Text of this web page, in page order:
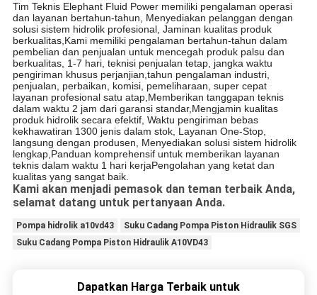
Tim Teknis Elephant Fluid Power memiliki pengalaman operasi
dan layanan bertahun-tahun, Menyediakan pelanggan dengan
solusi sistem hidrolik profesional, Jaminan kualitas produk
berkualitas,Kami memiliki pengalaman bertahun-tahun dalam
pembelian dan penjualan untuk mencegah produk palsu dan
berkualitas, 1-7 hari, teknisi penjualan tetap, jangka waktu
pengiriman khusus perjanjian,tahun pengalaman industri,
penjualan, perbaikan, komisi, pemeliharaan, super cepat
layanan profesional satu atap,Memberikan tanggapan teknis
dalam waktu 2 jam dari garansi standar,Mengjamin kualitas
produk hidrolik secara efektif, Waktu pengiriman bebas
kekhawatiran 1300 jenis dalam stok, Layanan One-Stop,
langsung dengan produsen, Menyediakan solusi sistem hidrolik
lengkap,Panduan komprehensif untuk memberikan layanan
teknis dalam waktu 1 hari kerjaPengolahan yang ketat dan
kualitas yang sangat baik.
Kami akan menjadi pemasok dan teman terbaik Anda,
selamat datang untuk pertanyaan Anda.
Pompa hidrolik a10vd43
Suku Cadang Pompa Piston Hidraulik SGS
Suku Cadang Pompa Piston Hidraulik A10VD43
Dapatkan Harga Terbaik untuk